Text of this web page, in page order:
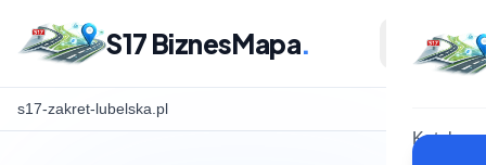
S17 BiznesMapa.
Katalog
s17-zakret-lubelska.pl